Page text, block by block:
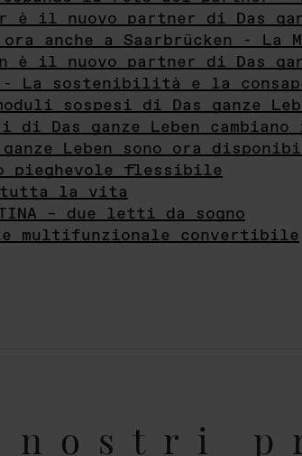
è il nuovo partner di Das
ora anche a Saarbrücken - La
è il nuovo partner di Das
- La sostenibilità e la
sospesi di Das ganze
di Das ganze Leben
Leben sono ora
pieghevole flessibile
tutta la vita
– due letti da sogno
multifunzionale convertibile
nostri